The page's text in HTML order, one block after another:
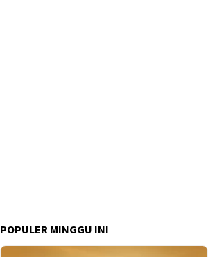
POPULER MINGGU INI